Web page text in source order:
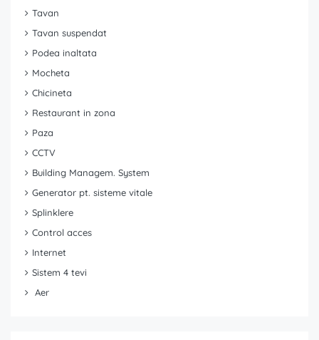
Tavan
Tavan suspendat
Podea inaltata
Mocheta
Chicineta
Restaurant in zona
Paza
CCTV
Building Managem. System
Generator pt. sisteme vitale
Splinklere
Control acces
Internet
Sistem 4 tevi
Aer